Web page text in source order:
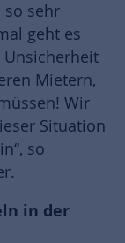
so sehr
geht es
Mietern,
Wir
Situation
so
in der